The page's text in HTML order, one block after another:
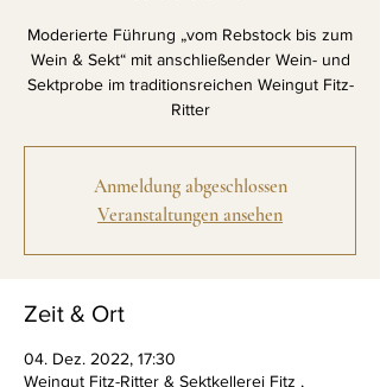
Moderierte Führung „vom Rebstock bis zum
Wein & Sekt“ mit anschließender Wein- und
Sektprobe im traditionsreichen Weingut Fitz-
Ritter
Anmeldung abgeschlossen
Veranstaltungen ansehen
Zeit & Ort
04. Dez. 2022, 17:30
Weingut Fitz-Ritter & Sektkellerei Fitz ,